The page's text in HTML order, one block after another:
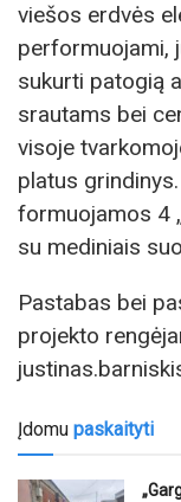
viešos erdvės
performuojami,
sukurti patogią
srautams bei
visoje
platus
formuojamos 4
su mediniais
Pastabas bei
projekto
Įdomu paskaityti